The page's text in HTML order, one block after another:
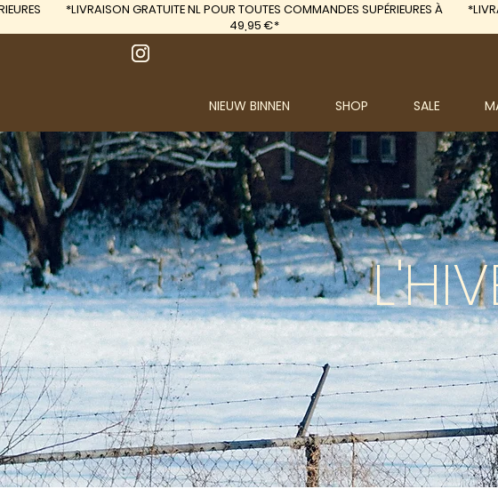
NIEUW BINNEN SHOP SALE
*LIVRAISON GRATUITENL POUR TOUTES COMMANDES SUPÉRIEURES À
49,95 €*